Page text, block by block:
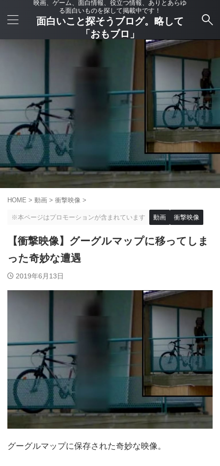
映画、ゲーム、面白情報、役立つ情報、ありとあらゆ
る面白いものを探して掲載中です！
面白いこと探そうブログ。略して
「おもブロ」
HOME > 動画 > 衝撃映像 >
※本ページはプロモーションが含まれています 動画 衝撃映像
【衝撃映像】グーグルマップに移ってしま
った奇妙な遭遇
2019年6月13日
グーグルマップに保存された奇妙な映像。